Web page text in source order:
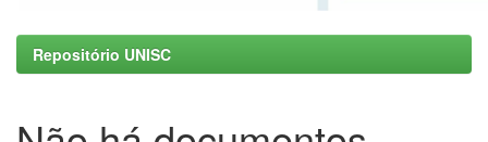
Repositório UNISC